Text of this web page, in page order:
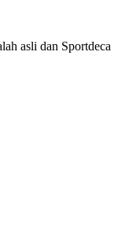
asli dan Sportdeca